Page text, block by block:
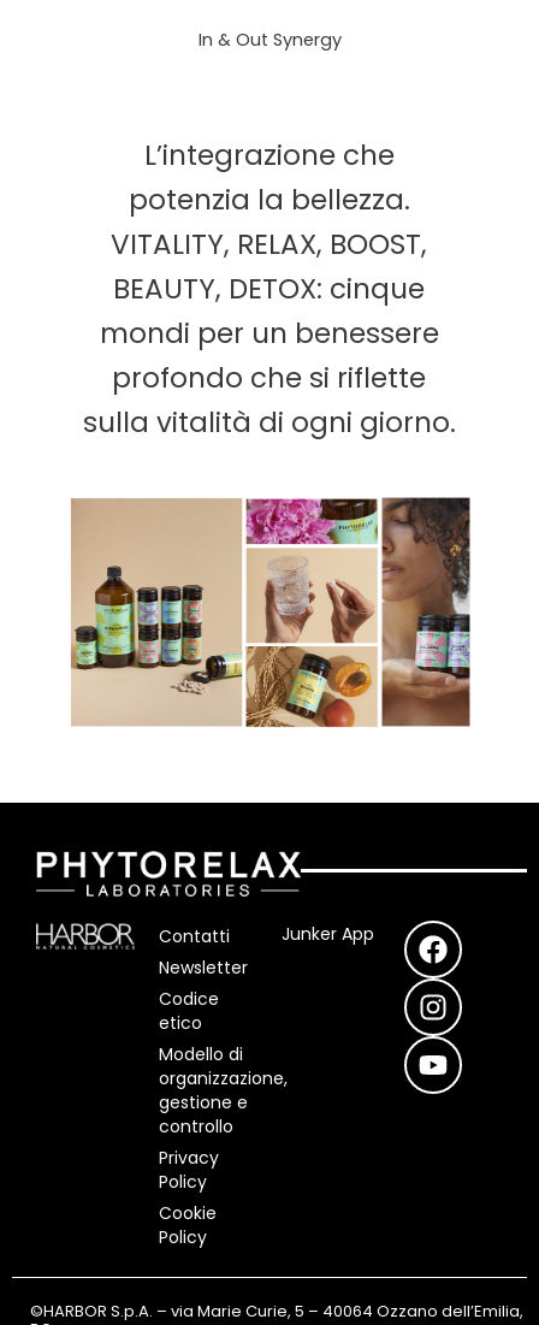
In & Out Synergy
L’integrazione che
potenzia la bellezza.
VITALITY, RELAX, BOOST,
BEAUTY, DETOX: cinque
mondi per un benessere
profondo che si riflette
sulla vitalità di ogni giorno.
Contatti
Newsletter
Codice
etico
Modello di
organizzazione,
gestione e
controllo
Privacy
Policy
Cookie
Policy
Junker App F
a
c
e
b
o
o
I
n
s
t
a
g
r
Y
o
u
t
u
b
e
©HARBOR S.p.A. – via Marie Curie, 5 – 40064 Ozzano dell’Emilia,